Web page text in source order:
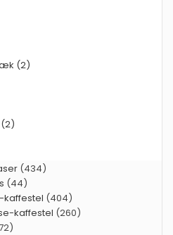
(2)
(434)
(44)
kaffestel (404)
kaffestel (260)